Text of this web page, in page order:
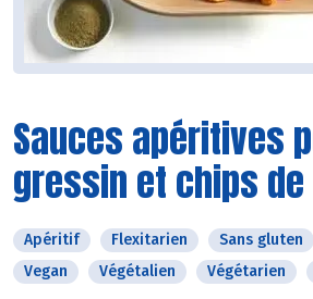
Sauces apéritives
gressin et chips
Apéritif Flexitarien Sans gluten
Vegan
Végétalien Végétarien